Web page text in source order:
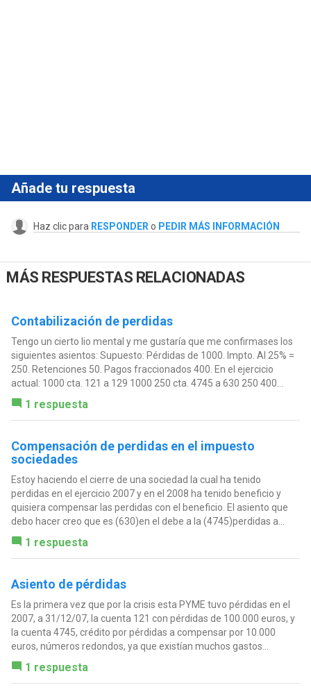
Añade tu respuesta
Haz clic para RESPONDER o PEDIR MÁS INFORMACIÓN
MÁS RESPUESTAS RELACIONADAS
Contabilización de perdidas
Tengo un cierto lio mental y me gustaría que me confirmases los
siguientes asientos: Supuesto: Pérdidas de 1000. Impto. Al 25% =
250. Retenciones 50. Pagos fraccionados 400. En el ejercicio
actual: 1000 cta. 121 a 129 1000 250 cta. 4745 a 630 250 400...
1 respuesta
Compensación de perdidas en el impuesto
sociedades
Estoy haciendo el cierre de una sociedad la cual ha tenido
perdidas en el ejercicio 2007 y en el 2008 ha tenido beneficio y
quisiera compensar las perdidas con el beneficio. El asiento que
debo hacer creo que es (630)en el debe a la (4745)perdidas a...
1 respuesta
Asiento de pérdidas
Es la primera vez que por la crisis esta PYME tuvo pérdidas en el
2007, a 31/12/07, la cuenta 121 con pérdidas de 100.000 euros, y
la cuenta 4745, crédito por pérdidas a compensar por 10.000
euros, números redondos, ya que existían muchos gastos...
1 respuesta